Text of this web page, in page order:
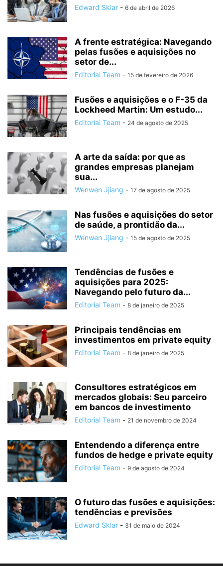
Edward Sklar - 6 de abril de 2026
A frente estratégica: Navegando
pelas fusões e aquisições no
setor de...
Editorial Team - 15 de fevereiro de 2026
Fusões e aquisições e o F-35 da
Lockheed Martin: Um estudo...
Editorial Team - 24 de agosto de 2025
A arte da saída: por que as
grandes empresas planejam
sua...
Wenwen Jjiang - 17 de agosto de 2025
Nas fusões e aquisições do setor
de saúde, a prontidão da...
Wenwen Jjiang - 15 de agosto de 2025
Tendências de fusões e
aquisições para 2025:
Navegando pelo futuro da...
Editorial Team - 8 de janeiro de 2025
Principais tendências em
investimentos em private equity
Editorial Team - 8 de janeiro de 2025
Consultores estratégicos em
mercados globais: Seu parceiro
em bancos de investimento
Editorial Team - 21 de novembro de 2024
Entendendo a diferença entre
fundos de hedge e private equity
Editorial Team - 9 de agosto de 2024
O futuro das fusões e aquisições:
tendências e previsões
Edward Sklar - 31 de maio de 2024